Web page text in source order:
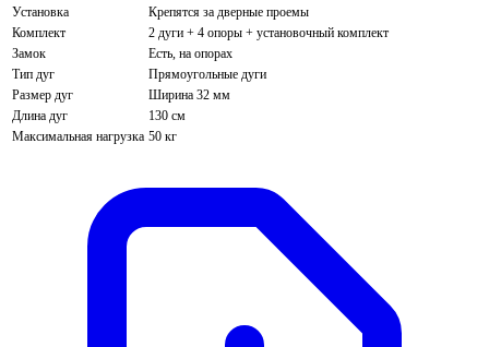
Установка
Крепятся за дверные проемы
Комплект
2 дуги + 4 опоры + установочный комплект
Замок
Есть, на опорах
Тип дуг
Прямоугольные дуги
Размер дуг
Ширина 32 мм
Длина дуг
130 см
Максимальная нагрузка 50 кг